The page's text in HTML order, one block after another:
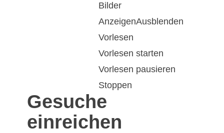
Bilder
AnzeigenAusblenden
Vorlesen
Vorlesen starten
Vorlesen pausieren
Stoppen
Ehevorbereitung -
Gesuche
einreichen